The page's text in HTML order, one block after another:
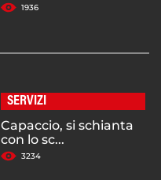
1936
SERVIZI
Capaccio, si schianta
con lo sc...
3234